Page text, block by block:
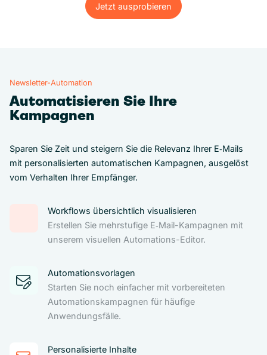
Jetzt ausprobieren
Jetzt ausprobieren
Newsletter-Automation
Automatisieren Sie Ihre
Kampagnen
Sparen Sie Zeit und steigern Sie die Relevanz Ihrer E‑Mails
mit personalisierten automatischen Kampagnen, ausgelöst
vom Verhalten Ihrer Empfänger.
Workflows übersichtlich visualisieren
Erstellen Sie mehrstufige E‑Mail-Kampagnen mit
unserem visuellen Automations-Editor.
Automationsvorlagen
Starten Sie noch einfacher mit vorbereiteten
Automationskampagnen für häufige
Anwendungsfälle.
Personalisierte Inhalte